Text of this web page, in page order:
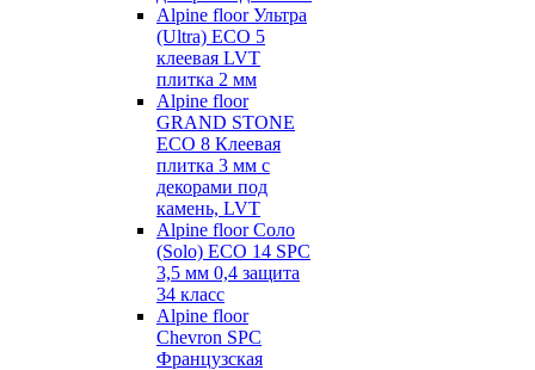
Alpine floor Ультра
(Ultra) ECO 5
клеевая LVT
плитка 2 мм
Alpine floor
GRAND STONE
ECO 8 Клеевая
плитка 3 мм с
декорами под
камень, LVT
Alpine floor Соло
(Solo) ECO 14 SPC
3,5 мм 0,4 защита
34 класс
Alpine floor
Chevron SPC
Французская